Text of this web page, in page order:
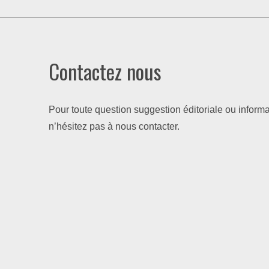
Contactez nous
Pour toute question suggestion éditoriale ou
n’hésitez pas à nous contacter.